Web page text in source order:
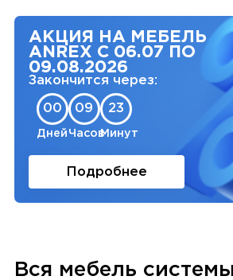
АКЦИЯ НА МЕБЕЛЬ
ANREX С 06.07 ПО
09.08.2026
Закончится через:
00 09 23
Дней ЧасовМинут
Подробнее
Вся мебель системы